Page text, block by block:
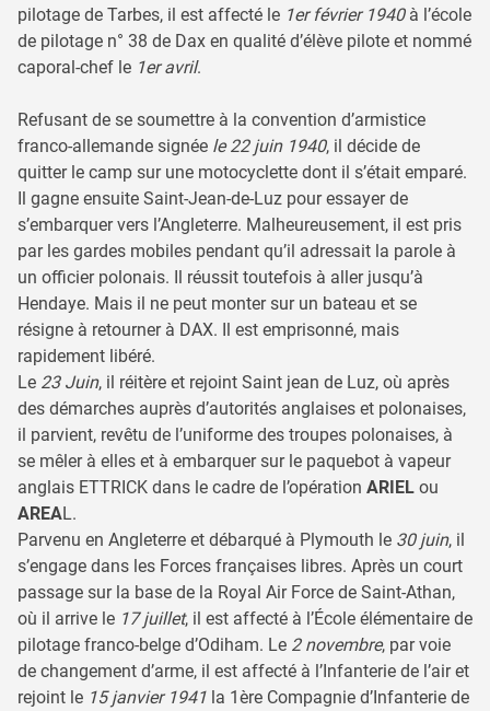
pilotage de Tarbes, il est affecté le 1er février 1940à l’école
de pilotage n° 38 de Dax en qualité d’élève pilote et nommé
caporal-chef le 1er avril.
Refusant de se soumettre à la convention d’armistice
franco-allemande signée le 22 juin 1940, il décide de
quitter le camp sur une motocyclette dont il s’était emparé.
Il gagne ensuite Saint-Jean-de-Luz pour essayer de
s’embarquer vers l’Angleterre. Malheureusement, il est pris
par les gardes mobiles pendant qu’il adressait la parole à
un officier polonais. Il réussit toutefois à aller jusqu’à
Hendaye. Mais il ne peut monter sur un bateau et se
résigne à retourner à DAX. Il est emprisonné, mais
rapidement libéré.
Le 23 Juin, il réitère et rejoint Saint jean de Luz, où après
des démarches auprès d’autorités anglaises et polonaises,
il parvient, revêtu de l’uniforme des troupes polonaises, à
se mêler à elles et à embarquer sur le paquebot à vapeur
anglais ETTRICK dans le cadre de l’opération ARIEL ou
AREAL.
Parvenu en Angleterre et débarqué à Plymouth le 30 juin, il
s’engage dans les Forces françaises libres. Après un court
passage sur la base de la Royal Air Force de Saint-Athan,
où il arrive le 17 juillet, il est affecté à l’École élémentaire de
pilotage franco-belge d’Odiham. Le 2 novembre, par voie
de changement d’arme, il est affecté à l’Infanterie de l’air et
rejoint le 15 janvier 1941 la 1ère Compagnie d’Infanterie de